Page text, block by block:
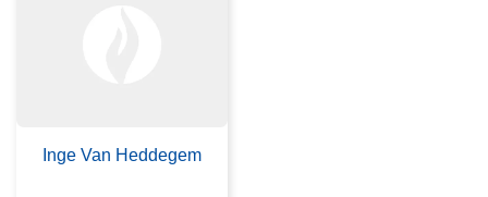
Inge Van Heddegem